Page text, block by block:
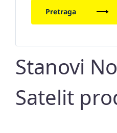
Pretraga
Stanovi
Satelit